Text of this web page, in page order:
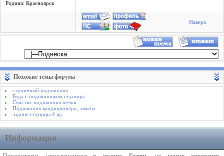
Родина: Красноярск
Наверх
Похожие темы форума
ступичный подшипник
Беда с подшипником ступицы
Свистит подшипник печки
Подшипник кондиционера, замена
задние ступицы 4 вд
Информация